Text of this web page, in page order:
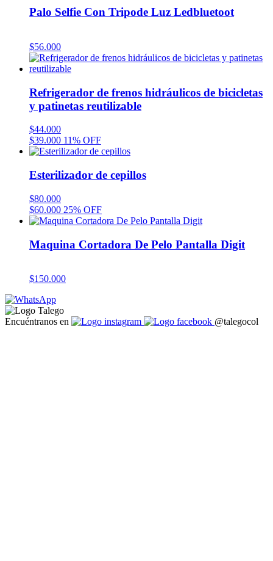
Palo Selfie Con Tripode Luz Ledbluetoot
$56.000
Refrigerador de frenos hidráulicos de bicicletas
y patinetas reutilizable
$44.000
$39.000 11% OFF
Esterilizador de cepillos
$80.000
$60.000 25% OFF
Maquina Cortadora De Pelo Pantalla Digit
$150.000
Encuéntranos en @talegocol